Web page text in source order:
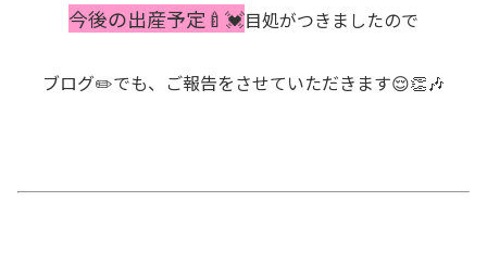
今後の出産予定🍼💓目処がつきましたので
ブログ✏️でも、ご報告をさせていただきます😌👏🎶